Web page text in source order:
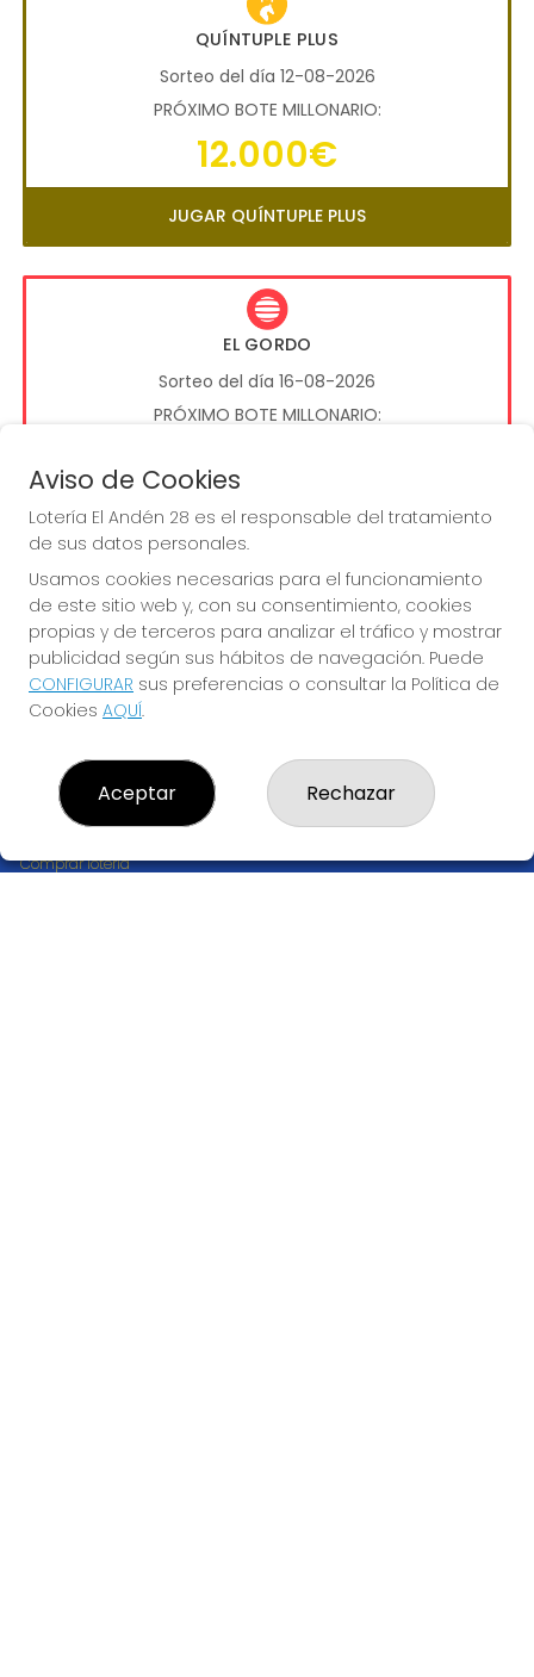
QUÍNTUPLE PLUS
Sorteo del día 12-08-2026
PRÓXIMO BOTE MILLONARIO:
12.000€
JUGAR QUÍNTUPLE PLUS
EL GORDO
Sorteo del día 16-08-2026
PRÓXIMO BOTE MILLONARIO:
13.200.000€
JUGAR EL GORDO
LOTERÍA EL ANDÉN 28
Comprar lotería
Aviso de Cookies
Lotería El Andén 28 es el responsable del tratamiento
de sus datos personales.
Usamos cookies necesarias para el funcionamiento
de este sitio web y, con su consentimiento, cookies
propias y de terceros para analizar el tráfico y mostrar
publicidad según sus hábitos de navegación. Puede
CONFIGURAR sus preferencias o consultar la Política de
Cookies AQUÍ.
Aceptar Rechazar